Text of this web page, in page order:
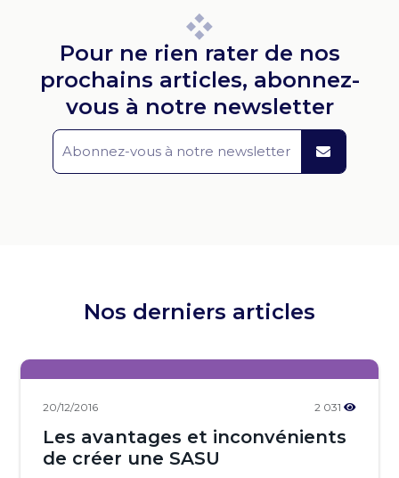
Pour ne rien rater de nos
prochains articles, abonnez-
vous à notre newsletter
Nos derniers articles
20/12/2016 2 031
Les avantages et inconvénients
de créer une SASU